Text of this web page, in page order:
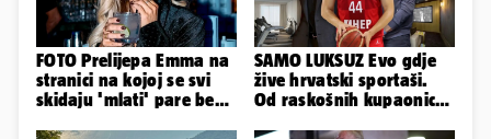
FOTO Prelijepa Emma na
stranici na kojoj se svi
skidaju 'mlati' pare bez
SAMO LUKSUZ Evo gdje
žive hrvatski sportaši.
Od raskošnih kupaonica